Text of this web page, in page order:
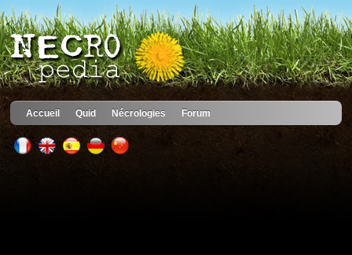
Accueil Quid Nécrologies Forum